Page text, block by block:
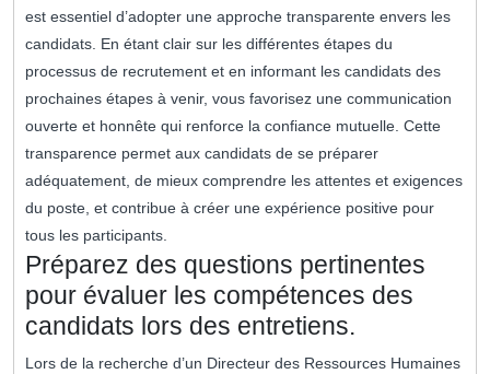
est essentiel d’adopter une approche transparente envers les
candidats. En étant clair sur les différentes étapes du
processus de recrutement et en informant les candidats des
prochaines étapes à venir, vous favorisez une communication
ouverte et honnête qui renforce la confiance mutuelle. Cette
transparence permet aux candidats de se préparer
adéquatement, de mieux comprendre les attentes et exigences
du poste, et contribue à créer une expérience positive pour
tous les participants.
Préparez des questions pertinentes
pour évaluer les compétences des
candidats lors des entretiens.
Lors de la recherche d’un Directeur des Ressources Humaines